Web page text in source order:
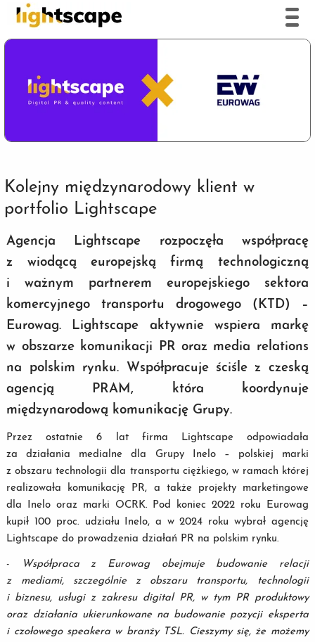
Kolejny międzynarodowy klient w
portfolio Lightscape
Agencja Lightscape rozpoczęła współpracę
z wiodącą europejską firmą technologiczną
i ważnym partnerem europejskiego sektora
komercyjnego transportu drogowego (KTD) –
Eurowag. Lightscape aktywnie wspiera markę
w obszarze komunikacji PR oraz media relations
na polskim rynku. Współpracuje ściśle z czeską
agencją PRAM, która koordynuje
międzynarodową komunikację Grupy.
Przez ostatnie 6 lat firma Lightscape odpowiadała
za działania medialne dla Grupy Inelo – polskiej marki
z obszaru technologii dla transportu ciężkiego, w ramach której
realizowała komunikację PR, a także projekty marketingowe
dla Inelo oraz marki OCRK. Pod koniec 2022 roku Eurowag
kupił 100 proc. udziału Inelo, a w 2024 roku wybrał agencję
Lightscape do prowadzenia działań PR na polskim rynku.
-
Współpraca z Eurowag obejmuje budowanie relacji
z mediami, szczególnie z obszaru transportu, technologii
i biznesu, usługi z zakresu digital PR, w tym PR produktowy
oraz działania ukierunkowane na budowanie pozycji eksperta
i czołowego speakera w branży TSL. Cieszymy się, że możemy